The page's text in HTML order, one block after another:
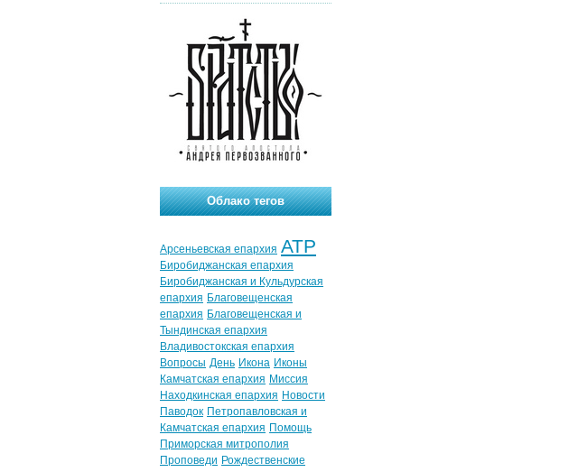
Облако тегов
Арсеньевская епархия АТР
Биробиджанская епархия
Биробиджанская и Кульдурская
епархия Благовещенская
епархия Благовещенская и
Тындинская епархия
Владивостокская епархия
Вопросы День Икона Иконы
Камчатская епархия Миссия
Находкинская епархия Новости
Паводок Петропавловская и
Камчатская епархия Помощь
Приморская митрополия
Проповеди Рождественские